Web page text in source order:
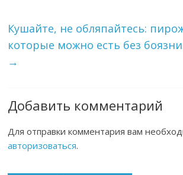
Кушайте, не обляпайтесь:
которые можно есть без
→
Добавить комментарий
Для отправки комментария вам
авторизоваться.